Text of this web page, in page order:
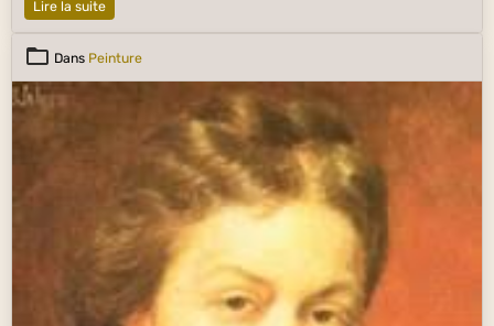
Lire la suite
Dans Peinture